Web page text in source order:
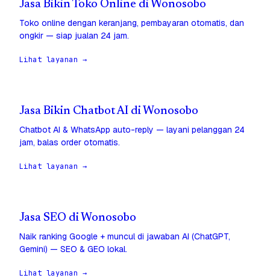
Jasa Bikin Toko Online di Wonosobo
Toko online dengan keranjang, pembayaran otomatis, dan
ongkir — siap jualan 24 jam.
Lihat layanan →
Jasa Bikin Chatbot AI di Wonosobo
Chatbot AI & WhatsApp auto-reply — layani pelanggan 24
jam, balas order otomatis.
Lihat layanan →
Jasa SEO di Wonosobo
Naik ranking Google + muncul di jawaban AI (ChatGPT,
Gemini) — SEO & GEO lokal.
Lihat layanan →